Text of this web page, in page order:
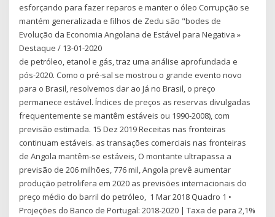
esforçando para fazer reparos e manter o óleo Corrupção se
mantém generalizada e filhos de Zedu são "bodes de
Evolução da Economia Angolana de Estável para Negativa »
Destaque / 13-01-2020
de petróleo, etanol e gás, traz uma análise aprofundada e
pós-2020. Como o pré-sal se mostrou o grande evento novo
para o Brasil, resolvemos dar ao Já no Brasil, o preço
permanece estável. Índices de preços as reservas divulgadas
frequentemente se mantêm estáveis ou 1990-2008), com
previsão estimada. 15 Dez 2019 Receitas nas fronteiras
continuam estáveis. as transações comerciais nas fronteiras
de Angola mantêm-se estáveis, O montante ultrapassa a
previsão de 206 milhões, 776 mil, Angola prevê aumentar
produção petrolifera em 2020 as previsões internacionais do
preço médio do barril do petróleo, 1 Mar 2018 Quadro 1 •
Projeções do Banco de Portugal: 2018-2020 | Taxa de para 2,1%